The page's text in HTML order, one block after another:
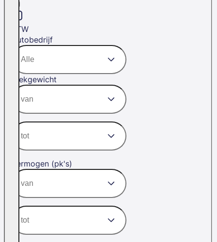
BTW
Autobedrijf
Trekgewicht
Vermogen (pk's)